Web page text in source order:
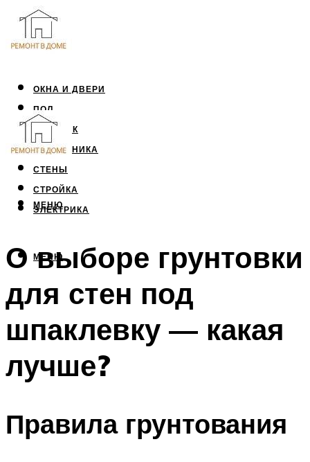
ОКНА И ДВЕРИ
ПОЛ
ПОТОЛОК
САНТЕХНИКА
СТЕНЫ
СТРОЙКА
ЭЛЕКТРИКА
МЕНЮ
МЕНЮ
О выборе грунтовки
для стен под
шпаклевку — какая
лучше?
Правила грунтования